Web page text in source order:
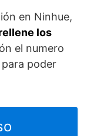
en Ninhue,
los
el numero
poder